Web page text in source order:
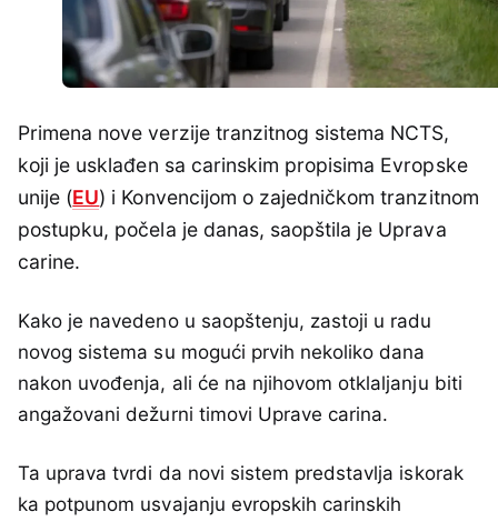
Primena nove verzije tranzitnog sistema NCTS,
koji je usklađen sa carinskim propisima Evropske
unije (EU) i Konvencijom o zajedničkom tranzitnom
postupku, počela je danas, saopštila je Uprava
carine.
Kako je navedeno u saopštenju, zastoji u radu
novog sistema su mogući prvih nekoliko dana
nakon uvođenja, ali će na njihovom otklaljanju biti
angažovani dežurni timovi Uprave carina.
Ta uprava tvrdi da novi sistem predstavlja iskorak
ka potpunom usvajanju evropskih carinskih